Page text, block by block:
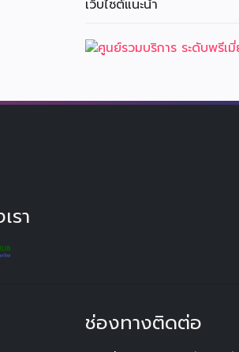
เว็บไซต์แนะนำ
รา
ช่องทางติดต่อ